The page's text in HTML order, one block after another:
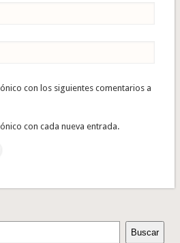
con los siguientes comentarios a
con cada nueva entrada.
Buscar